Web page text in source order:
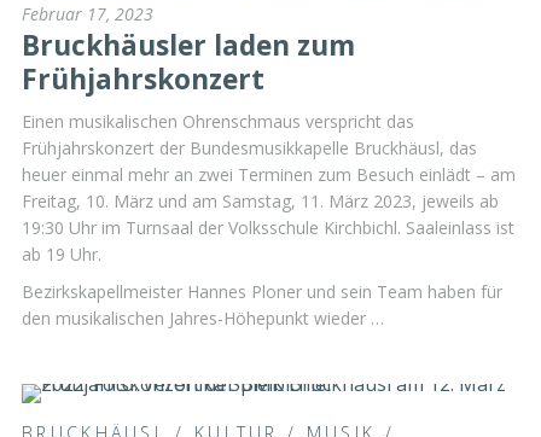
Februar 17, 2023
Bruckhäusler laden zum
Frühjahrskonzert
Einen musikalischen Ohrenschmaus verspricht das
Frühjahrskonzert der Bundesmusikkapelle Bruckhäusl, das
heuer einmal mehr an zwei Terminen zum Besuch einlädt – am
Freitag, 10. März und am Samstag, 11. März 2023, jeweils ab
19:30 Uhr im Turnsaal der Volksschule Kirchbichl. Saaleinlass ist
ab 19 Uhr.
Bezirkskapellmeister Hannes Ploner und sein Team haben für
den musikalischen Jahres-Höhepunkt wieder …
BRUCKHÄUSL / KULTUR / MUSIK /